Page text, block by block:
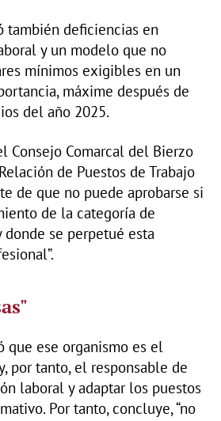
también deficiencias en
y un modelo que no
mínimos exigibles en un
máxime después de
del año 2025.
Consejo Comarcal del Bierzo
de Puestos de Trabajo
de que no puede aprobarse si
de la categoría de
donde se perpetué esta
que ese organismo es el
por tanto, el responsable de
laboral y adaptar los puestos
Por tanto, concluye, “no